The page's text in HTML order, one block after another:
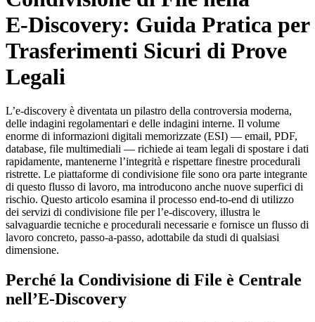
E‑Discovery: Guida Pratica per
Trasferimenti Sicuri di Prove
Legali
L’e‑discovery è diventata un pilastro della controversia moderna,
delle indagini regolamentari e delle indagini interne. Il volume
enorme di informazioni digitali memorizzate (ESI) — email, PDF,
database, file multimediali — richiede ai team legali di spostare i dati
rapidamente, mantenerne l’integrità e rispettare finestre procedurali
ristrette. Le piattaforme di condivisione file sono ora parte integrante
di questo flusso di lavoro, ma introducono anche nuove superfici di
rischio. Questo articolo esamina il processo end‑to‑end di utilizzo
dei servizi di condivisione file per l’e‑discovery, illustra le
salvaguardie tecniche e procedurali necessarie e fornisce un flusso di
lavoro concreto, passo‑a‑passo, adottabile da studi di qualsiasi
dimensione.
Perché la Condivisione di File è Centrale
nell’E‑Discovery